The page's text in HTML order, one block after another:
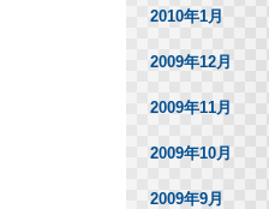
2010年1月
2009年12月
2009年11月
2009年10月
2009年9月